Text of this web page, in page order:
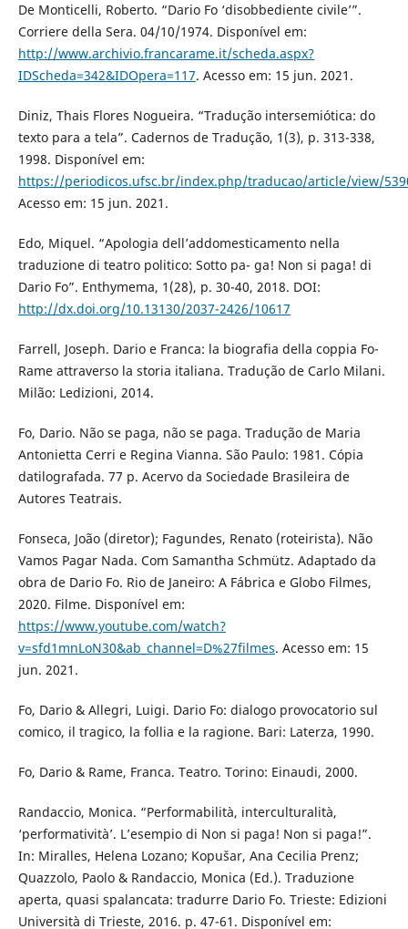
De Monticelli, Roberto. “Dario Fo ‘disobbediente civile’”.
Corriere della Sera. 04/10/1974. Disponível em:
http://www.archivio.francarame.it/scheda.aspx?
IDScheda=342&IDOpera=117. Acesso em: 15 jun. 2021.
Diniz, Thais Flores Nogueira. “Tradução intersemiótica: do
texto para a tela”. Cadernos de Tradução, 1(3), p. 313-338,
1998. Disponível em:
https://periodicos.ufsc.br/index.php/traducao/article/view/
Acesso em: 15 jun. 2021.
Edo, Miquel. “Apologia dell’addomesticamento nella
traduzione di teatro politico: Sotto pa- ga! Non si paga! di
Dario Fo”. Enthymema, 1(28), p. 30-40, 2018. DOI:
http://dx.doi.org/10.13130/2037-2426/10617
Farrell, Joseph. Dario e Franca: la biografia della coppia Fo-
Rame attraverso la storia italiana. Tradução de Carlo Milani.
Milão: Ledizioni, 2014.
Fo, Dario. Não se paga, não se paga. Tradução de Maria
Antonietta Cerri e Regina Vianna. São Paulo: 1981. Cópia
datilografada. 77 p. Acervo da Sociedade Brasileira de
Autores Teatrais.
Fonseca, João (diretor); Fagundes, Renato (roteirista). Não
Vamos Pagar Nada. Com Samantha Schmütz. Adaptado da
obra de Dario Fo. Rio de Janeiro: A Fábrica e Globo Filmes,
2020. Filme. Disponível em:
https://www.youtube.com/watch?
v=sfd1mnLoN30&ab_channel=D%27filmes. Acesso em: 15
jun. 2021.
Fo, Dario & Allegri, Luigi. Dario Fo: dialogo provocatorio sul
comico, il tragico, la follia e la ragione. Bari: Laterza, 1990.
Fo, Dario & Rame, Franca. Teatro. Torino: Einaudi, 2000.
Randaccio, Monica. “Performabilità, interculturalità,
‘performatività’. L’esempio di Non si paga! Non si paga!”.
In: Miralles, Helena Lozano; Kopušar, Ana Cecilia Prenz;
Quazzolo, Paolo & Randaccio, Monica (Ed.). Traduzione
aperta, quasi spalancata: tradurre Dario Fo. Trieste: Edizioni
Università di Trieste, 2016. p. 47-61. Disponível em: